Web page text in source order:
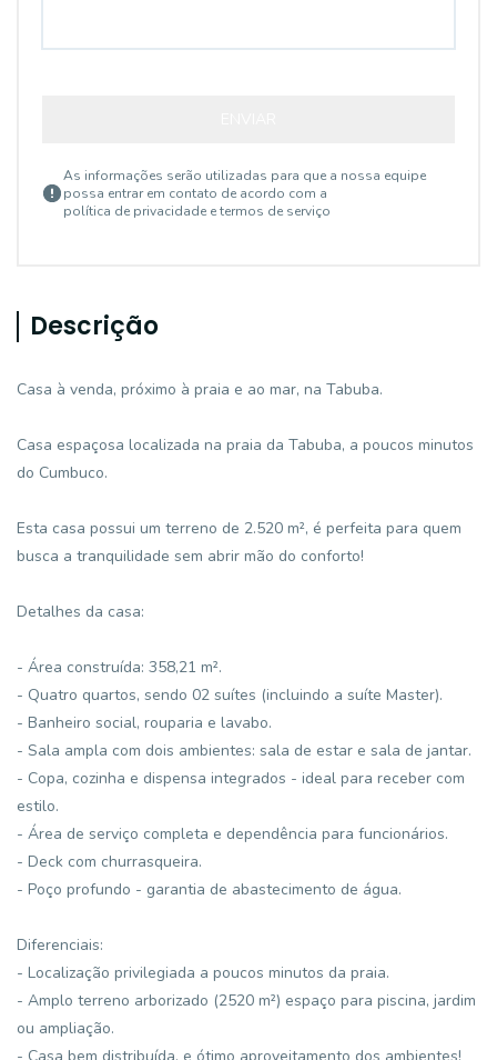
As informações serão utilizadas para que a nossa equipe
possa entrar em contato de acordo com a
política de privacidade e termos de serviço
Descrição
Casa à venda, próximo à praia e ao mar, na Tabuba.
Casa espaçosa localizada na praia da Tabuba, a poucos minutos
do Cumbuco.
Esta casa possui um terreno de 2.520 m², é perfeita para quem
busca a tranquilidade sem abrir mão do conforto!
Detalhes da casa:
- Área construída: 358,21 m².
- Quatro quartos, sendo 02 suítes (incluindo a suíte Master).
- Banheiro social, rouparia e lavabo.
- Sala ampla com dois ambientes: sala de estar e sala de jantar.
- Copa, cozinha e dispensa integrados - ideal para receber com
estilo.
- Área de serviço completa e dependência para funcionários.
- Deck com churrasqueira.
- Poço profundo - garantia de abastecimento de água.
Diferenciais:
- Localização privilegiada a poucos minutos da praia.
- Amplo terreno arborizado (2520 m²) espaço para piscina, jardim
ou ampliação.